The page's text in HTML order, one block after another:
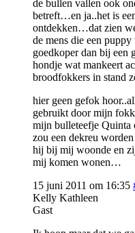
de bullen vallen ook
betreft…en ja..het is
ontdekken…dat zien
de mens die een
goedkoper dan bij een
hondje wat mankeert
broodfokkers in stand
hier geen gefok
gebruikt door mijn
mijn bulleteefje Quinta
zou een dekreu
hij bij mij woonde en
mij komen wonen…
15 juni 2011 om 16:35
Kelly Kathleen
Gast